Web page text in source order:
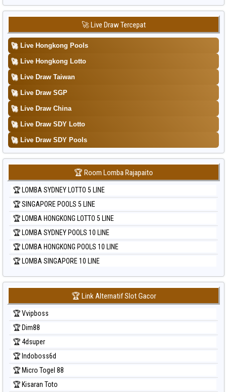
Data Togel Sydney
Data Togel Sydney Lottery
Data Togel Sydney Lottery 6d
Data Togel Sydney Lotto
Data Togel Sydney Pools 6d
Data Togel Taipei
Data Togel Taiwan
🚀 Live Draw Tercepat
🚀 Live Hongkong Pools
🚀 Live Hongkong Lotto
🚀 Live Draw Taiwan
🚀 Live Draw SGP
🚀 Live Draw China
🚀 Live Draw SDY Lotto
🚀 Live Draw SDY Pools
🏆 Room Lomba Rajapaito
🏆 LOMBA SYDNEY LOTTO 5 LINE
🏆 SINGAPORE POOLS 5 LINE
🏆 LOMBA HONGKONG LOTTO 5 LINE
🏆 LOMBA SYDNEY POOLS 10 LINE
🏆 LOMBA HONGKONG POOLS 10 LINE
🏆 LOMBA SINGAPORE 10 LINE
🏆 Link Alternatif Slot Gacor
🏆 Vvipboss
🏆 Dim88
🏆 4dsuper
🏆 Indoboss6d
🏆 Micro Togel 88
🏆 Kisaran Toto